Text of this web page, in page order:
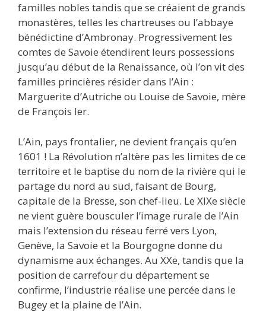
familles nobles tandis que se créaient de grands
monastères, telles les chartreuses ou l’abbaye
bénédictine d’Ambronay. Progressivement les
comtes de Savoie étendirent leurs possessions
jusqu’au début de la Renaissance, où l’on vit des
familles princières résider dans l’Ain :
Marguerite d’Autriche ou Louise de Savoie, mère
de François Ier.
L’Ain, pays frontalier, ne devient français qu’en
1601 ! La Révolution n’altère pas les limites de ce
territoire et le baptise du nom de la rivière qui le
partage du nord au sud, faisant de Bourg,
capitale de la Bresse, son chef-lieu. Le XIXe siècle
ne vient guère bousculer l’image rurale de l’Ain
mais l’extension du réseau ferré vers Lyon,
Genève, la Savoie et la Bourgogne donne du
dynamisme aux échanges. Au XXe, tandis que la
position de carrefour du département se
confirme, l’industrie réalise une percée dans le
Bugey et la plaine de l’Ain.